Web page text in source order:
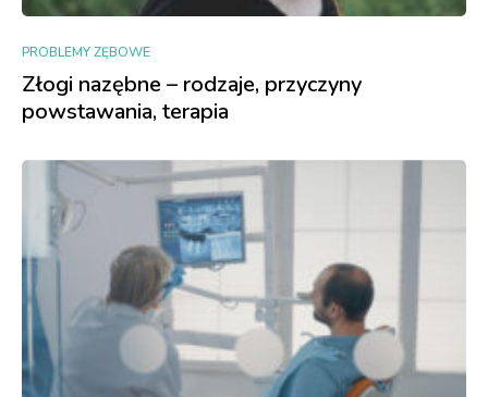
PROBLEMY ZĘBOWE
Złogi nazębne – rodzaje, przyczyny
powstawania, terapia